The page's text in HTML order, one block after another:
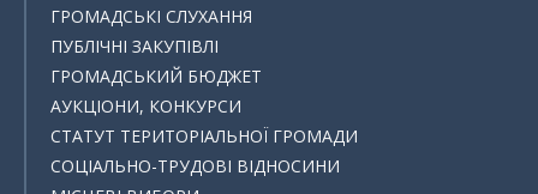
ГРОМАДСЬКІ СЛУХАННЯ
ПУБЛІЧНІ ЗАКУПІВЛІ
ГРОМАДСЬКИЙ БЮДЖЕТ
АУКЦІОНИ, КОНКУРСИ
СТАТУТ ТЕРИТОРІАЛЬНОЇ ГРОМАДИ
СОЦІАЛЬНО-ТРУДОВІ ВІДНОСИНИ